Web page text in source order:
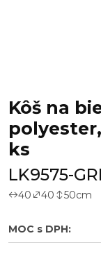
Kôš na
ks
LK9575-
40 40 50cm
MOC s DPH: